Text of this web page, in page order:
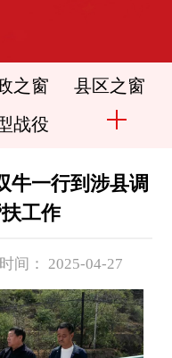
之窗 县区之窗
战役
牛一行到涉县调
工作
间： 2025-04-27